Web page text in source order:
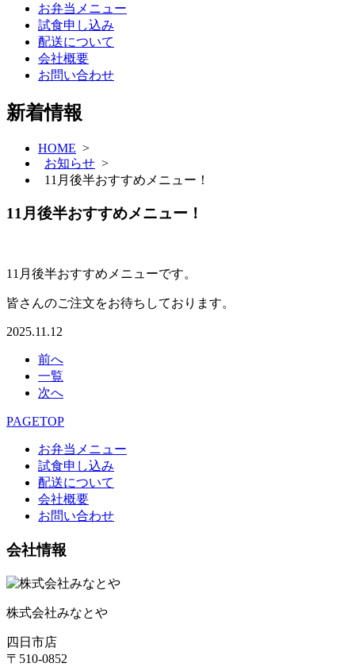
お弁当メニュー
試食申し込み
配送について
会社概要
お問い合わせ
新着情報
HOME >
お知らせ >
11月後半おすすめメニュー！
11月後半おすすめメニュー！
11月後半おすすめメニューです。
皆さんのご注文をお待ちしております。
2025.11.12
前へ
一覧
次へ
PAGETOP
お弁当メニュー
試食申し込み
配送について
会社概要
お問い合わせ
会社情報
株式会社みなとや
四日市店
〒510-0852